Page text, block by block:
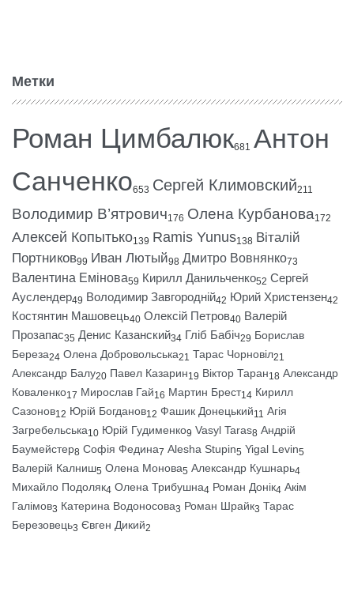
Метки
Роман Цимбалюк681 Антон
Санченко653 Сергей Климовский211
Володимир В’ятрович176 Олена Курбанова172
Алексей Копытько139 Ramis Yunus138 Віталій
Портников99 Иван Лютый98 Дмитро Вовнянко73
Валентина Емінова59 Кирилл Данильченко52 Сергей
Ауслендер49 Володимир Завгородній42 Юрий Христензен42
Костянтин Машовець40 Олексій Петров40 Валерій
Прозапас35 Денис Казанский34 Гліб Бабіч29 Борислав
Береза24 Олена Добровольська21 Тарас Чорновіл21
Александр Балу20 Павел Казарин19 Віктор Таран18 Александр
Коваленко17 Мирослав Гай16 Мартин Брест14 Кирилл
Сазонов12 Юрій Богданов12 Фашик Донецький11 Агія
Загребельська10 Юрій Гудименко9 Vasyl Taras8 Андрій
Баумейстер8 Софія Федина7 Alesha Stupin5 Yigal Levin5
Валерій Калниш5 Олена Монова5 Александр Кушнарь4
Михайло Подоляк4 Олена Трибушна4 Роман Донік4 Акім
Галімов3 Катерина Водоносова3 Роман Шрайк3 Тарас
Березовець3 Євген Дикий2